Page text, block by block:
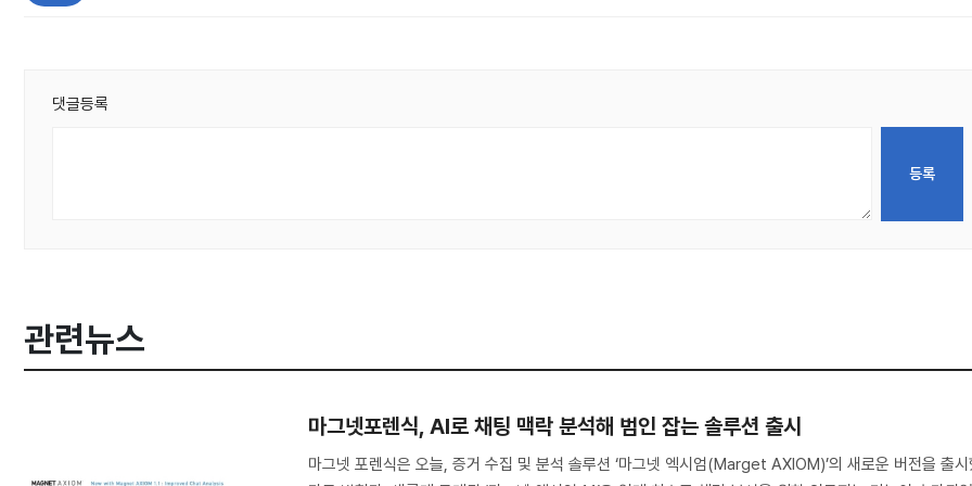
댓글등록
관련뉴스
마그넷포렌식, AI로 채팅 맥락 분석해 범인 잡는 솔루션 출시
마그넷 포렌식은 오늘, 증거 수집 및 분석 솔루션 ‘마그넷 엑시엄(Marget AXIOM)’의 새로운 버전을 출시